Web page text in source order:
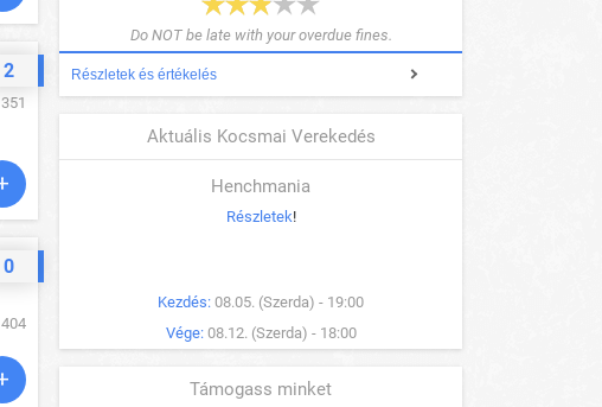
2
351
0
404
Do NOT be late with your overdue fines.
Részletek és értékelés
Aktuális Kocsmai Verekedés
Henchmania
Részletek!
Kezdés: 08.05. (Szerda) - 19:00
Vége: 08.12. (Szerda) - 18:00
Támogass minket